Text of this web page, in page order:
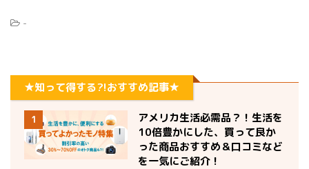
-
★知って得する?!おすすめ記事★
1
アメリカ生活必需品？！生活を
10倍豊かにした、買って良か
った商品おすすめ＆口コミなど
を一気にご紹介！